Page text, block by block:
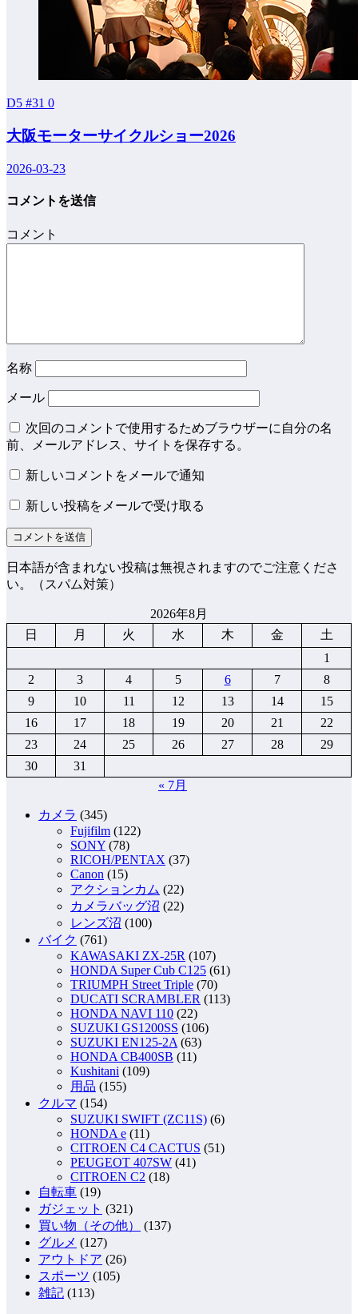
D5 #31 0
大阪モーターサイクルショー2026
2026-03-23
コメントを送信
コメント
名称
メール
次回のコメントで使用するためブラウザーに自分の名
前、メールアドレス、サイトを保存する。
新しいコメントをメールで通知
新しい投稿をメールで受け取る
日本語が含まれない投稿は無視されますのでご注意くださ
い。（スパム対策）
2026年8月
日
月 火 水 木 金
土
1
2
3 4 5 6 7
8
9
10 11 12 13 14
15
16
17 18 19 20 21
22
23
24 25 26 27 28
29
30
31
« 7月
カメラ (345)
Fujifilm (122)
SONY (78)
RICOH/PENTAX (37)
Canon (15)
アクションカム (22)
カメラバッグ沼 (22)
レンズ沼 (100)
バイク (761)
KAWASAKI ZX-25R (107)
HONDA Super Cub C125 (61)
TRIUMPH Street Triple (70)
DUCATI SCRAMBLER (113)
HONDA NAVI 110 (22)
SUZUKI GS1200SS (106)
SUZUKI EN125-2A (63)
HONDA CB400SB (11)
Kushitani (109)
用品 (155)
クルマ (154)
SUZUKI SWIFT (ZC11S) (6)
HONDA e (11)
CITROEN C4 CACTUS (51)
PEUGEOT 407SW (41)
CITROEN C2 (18)
自転車 (19)
ガジェット (321)
買い物（その他）
(137)
グルメ (127)
アウトドア (26)
スポーツ (105)
雑記 (113)